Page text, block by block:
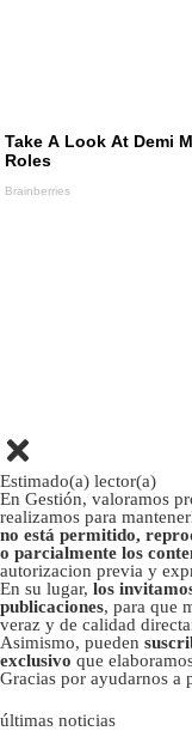
Estimado(a) lector(a)
En Gestión, valoramos
realizamos para
no está permitido,
o parcialmente los
autorizacion previa y
En su lugar, los
publicaciones, para que
veraz y de calidad
Asimismo, pueden
exclusivo que
Gracias por ayudarnos a
últimas noticias